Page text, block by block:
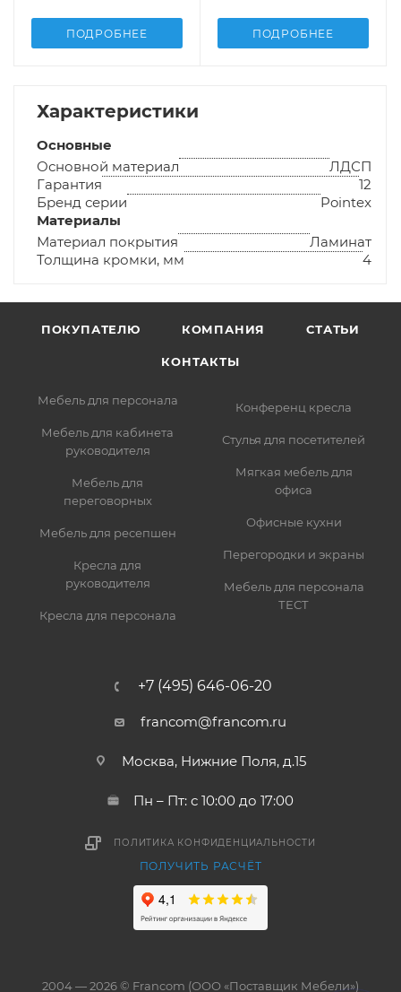
ПОДРОБНЕЕ ПОДРОБНЕЕ
Характеристики
Основные
Основной материал
ЛДСП
Гарантия
12
Бренд серии
Pointex
Материалы
Материал покрытия
Ламинат
Толщина кромки, мм
4
ПОКУПАТЕЛЮ КОМПАНИЯ СТАТЬИ
КОНТАКТЫ
Мебель для персонала
Мебель для кабинета
руководителя
Мебель для
переговорных
Мебель для ресепшен
Кресла для
руководителя
Кресла для персонала
Конференц кресла
Стулья для посетителей
Мягкая мебель для
офиса
Офисные кухни
Перегородки и экраны
Мебель для персонала
ТЕСТ
+7 (495) 646-06-20
francom@francom.ru
Москва, Нижние Поля, д.15
Пн – Пт: с 10:00 до 17:00
ПОЛИТИКА КОНФИДЕНЦИАЛЬНОСТИ
ПОЛУЧИТЬ РАСЧЁТ
2004 — 2026 © Francom (ООО «Поставщик Мебели»)